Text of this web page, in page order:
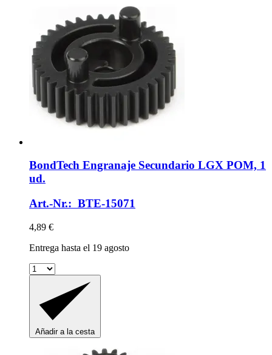
BondTech Engranaje Secundario LGX POM, 1
ud.
Art.-Nr.: BTE-15071
4,89 €
Entrega hasta el 19 agosto
Añadir a la cesta